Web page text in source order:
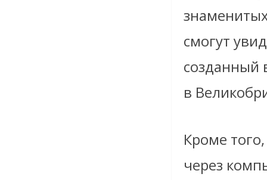
смогут
созданный
в
Кроме
через